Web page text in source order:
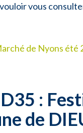
vous
de Nyons été
:
de